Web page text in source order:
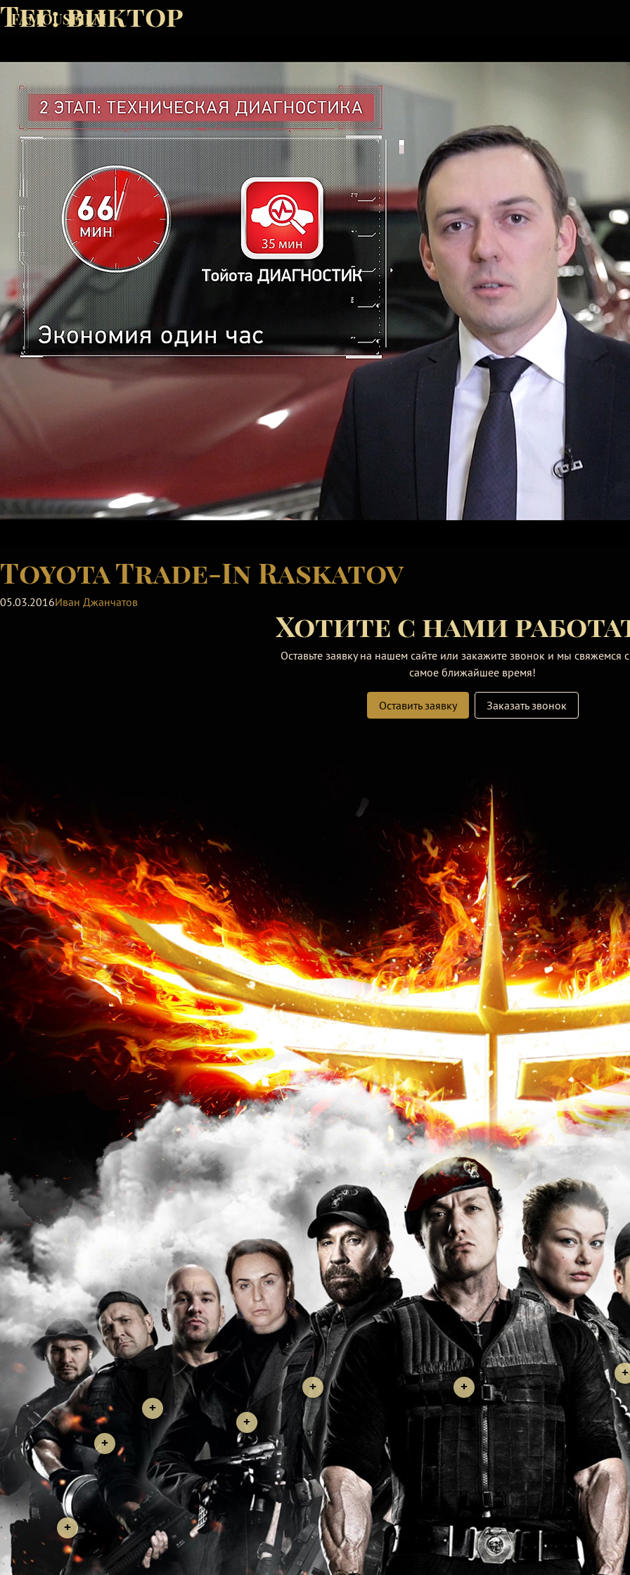
FAMOUSFILM
Тег:виктор
Toyota Trade-In Raskatov
05.03.2016Иван Джанчатов
Хотите с нами
Оставьте заявку на нашем сайте или закажите звонок и мы свяжемся
самое ближайшее время!
Оставить заявку Заказать звонок
+
+
+
+
+ +
+